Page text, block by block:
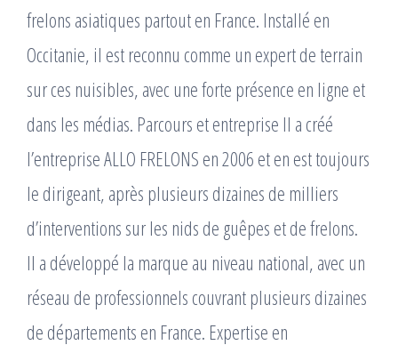
frelons asiatiques partout en France. Installé en
Occitanie, il est reconnu comme un expert de terrain
sur ces nuisibles, avec une forte présence en ligne et
dans les médias. Parcours et entreprise Il a créé
l’entreprise ALLO FRELONS en 2006 et en est toujours
le dirigeant, après plusieurs dizaines de milliers
d’interventions sur les nids de guêpes et de frelons. ​
Il a développé la marque au niveau national, avec un
réseau de professionnels couvrant plusieurs dizaines
de départements en France. Expertise en